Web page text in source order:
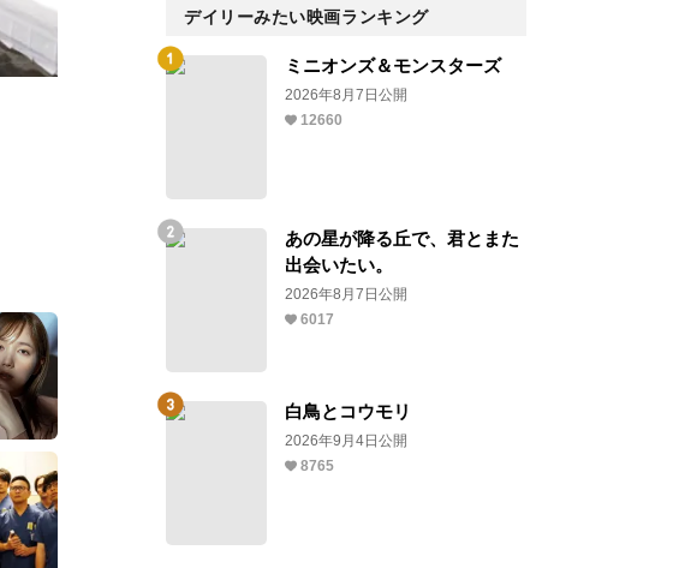
デイリーみたい映画ランキング
ミニオンズ＆モンスターズ
2026年8月7日公開
12660
あの星が降る丘で、君とまた
出会いたい。
2026年8月7日公開
6017
白鳥とコウモリ
2026年9月4日公開
8765